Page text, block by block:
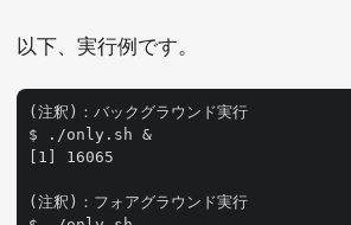
以下、実行例です。
(注釈)：バックグラウンド実行
$ ./only.sh &
[1] 16065
(注釈)：フォアグラウンド実行